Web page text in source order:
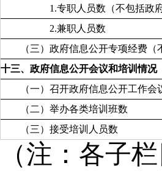
1.专职人员数（不包括政府
2.兼职人员数
（三）政府信息公开专项经费（
十三、政府信息公开会议和培训情况
（一）召开政府信息公开工作会
（二）举办各类培训班数
（三）接受培训人员数
（注：各子